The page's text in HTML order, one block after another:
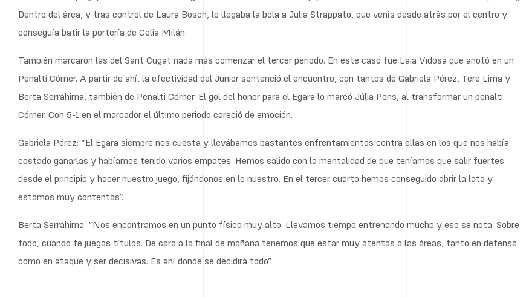
Dentro del área, y tras control de Laura Bosch, le llegaba la bola a Julia Strappato, que venís desde atrás por el centro y
conseguía batir la portería de Celia Milán.
También marcaron las del Sant Cugat nada más comenzar el tercer periodo. En este caso fue Laia Vidosa que anotó en un
Penalti Córner. A partir de ahí, la efectividad del Junior sentenció el encuentro, con tantos de Gabriela Pérez, Tere Lima y
Berta Serrahima, también de Penalti Córner. El gol del honor para el Egara lo marcó Júlia Pons, al transformar un penalti
Córner. Con 5-1 en el marcador el último periodo careció de emoción.
Gabriela Pérez: “El Egara siempre nos cuesta y llevábamos bastantes enfrentamientos contra ellas en los que nos había
costado ganarlas y habíamos tenido varios empates. Hemos salido con la mentalidad de que teníamos que salir fuertes
desde el principio y hacer nuestro juego, fijándonos en lo nuestro. En el tercer cuarto hemos conseguido abrir la lata y
estamos muy contentas”.
Berta Serrahima: “Nos encontramos en un punto físico muy alto. Llevamos tiempo entrenando mucho y eso se nota. Sobre
todo, cuando te juegas títulos. De cara a la final de mañana tenemos que estar muy atentas a las áreas, tanto en defensa
como en ataque y ser decisivas. Es ahí donde se decidirá todo”